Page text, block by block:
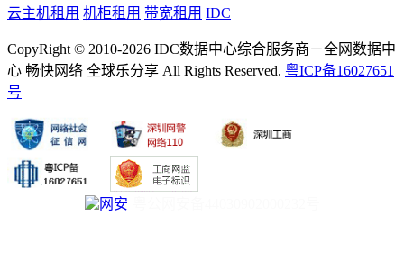
云主机租用 机柜租用 带宽租用 IDC
CopyRight © 2010-2026 IDC数据中心综合服务商－全网数据中
心 畅快网络 全球乐分享 All Rights Reserved. 粤ICP备16027651
号